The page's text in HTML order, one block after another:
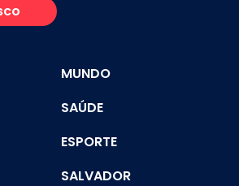
MUNDO
SAÚDE
ESPORTE
SALVADOR